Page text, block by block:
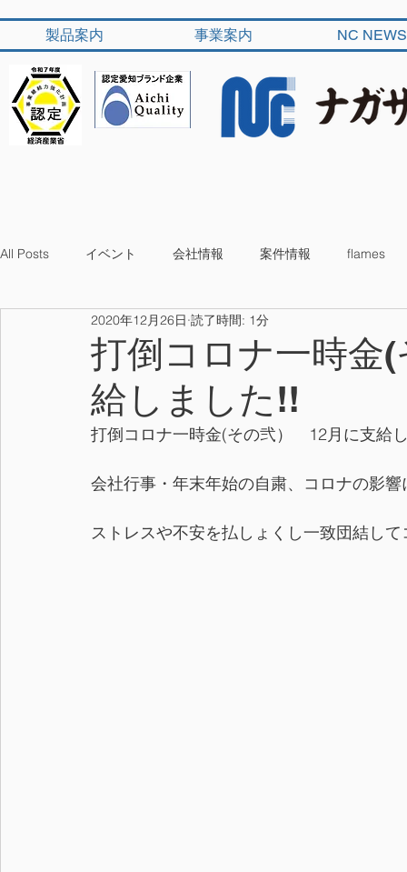
製品案内 事業案内 NC NEWS
All Posts イベント 会社情報 案件情報 flames
打倒コロナ一時
給しました!!
2020年12月26日 読了時間: 1分
打倒コロナ一時金(その弐）　12月に支給
会社行事・年末年始の自粛、コロナの影
ストレスや不安を払しょくし一致団結し